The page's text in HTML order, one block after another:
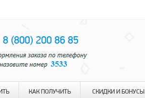
КАК ПОЛУЧИТЬ СКИДКИ И БОНУСЫ